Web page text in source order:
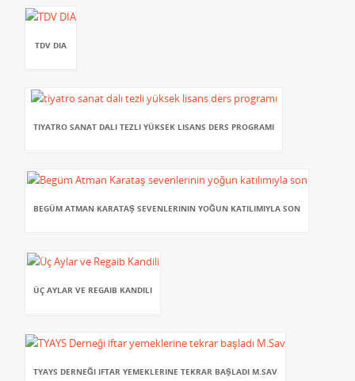
TDV DIA
TIYATRO SANAT DALI TEZLI YÜKSEK LISANS DERS PROGRAMI
BEGÜM ATMAN KARATAŞ SEVENLERININ YOĞUN KATILIMIYLA SON
ÜÇ AYLAR VE REGAIB KANDILI
TYAYS DERNEĞI IFTAR YEMEKLERINE TEKRAR BAŞLADI M.SAV